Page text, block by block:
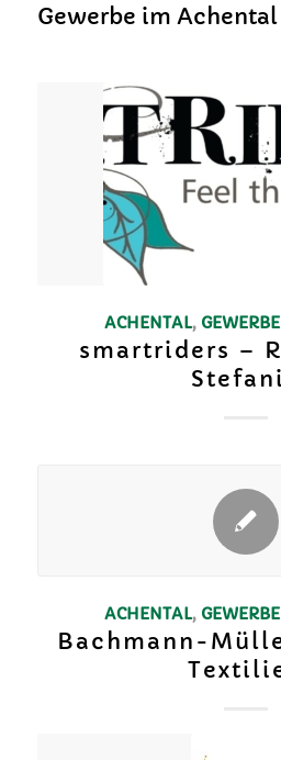
Gewerbe im Achental
ACHENTAL, GEWERBE
smartriders –
ACHENTAL, GEWERBE
Bachmann-